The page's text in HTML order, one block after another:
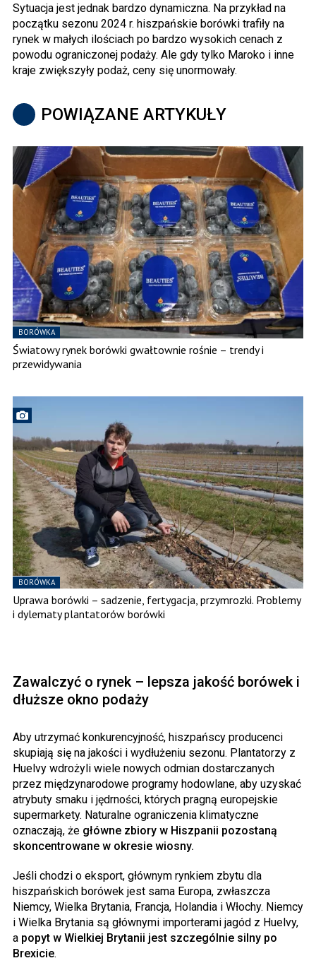
Sytuacja jest jednak bardzo dynamiczna. Na przykład na
początku sezonu 2024 r. hiszpańskie borówki trafiły na
rynek w małych ilościach po bardzo wysokich cenach z
powodu ograniczonej podaży. Ale gdy tylko Maroko i inne
kraje zwiększyły podaż, ceny się unormowały.
POWIĄZANE ARTYKUŁY
BORÓWKA
Światowy rynek borówki gwałtownie rośnie – trendy i
przewidywania
BORÓWKA
Uprawa borówki – sadzenie, fertygacja, przymrozki. Problemy
i dylematy plantatorów borówki
Zawalczyć o rynek – lepsza jakość borówek i
dłuższe okno podaży
Aby utrzymać konkurencyjność, hiszpańscy producenci
skupiają się na jakości i wydłużeniu sezonu. Plantatorzy z
Huelvy wdrożyli wiele nowych odmian dostarczanych
przez międzynarodowe programy hodowlane, aby uzyskać
atrybuty smaku i jędrności, których pragną europejskie
supermarkety. Naturalne ograniczenia klimatyczne
oznaczają, że główne zbiory w Hiszpanii pozostaną
skoncentrowane w okresie wiosny.
Jeśli chodzi o eksport, głównym rynkiem zbytu dla
hiszpańskich borówek jest sama Europa, zwłaszcza
Niemcy, Wielka Brytania, Francja, Holandia i Włochy. Niemcy
i Wielka Brytania są głównymi importerami jagód z Huelvy,
a popyt w Wielkiej Brytanii jest szczególnie silny po
Brexicie.